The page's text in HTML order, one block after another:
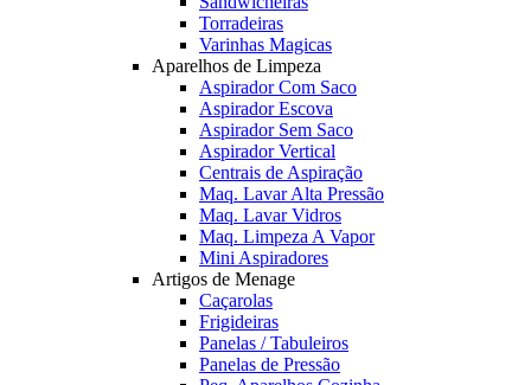
Torradeiras
Varinhas Magicas
Aparelhos de Limpeza
Aspirador Com Saco
Aspirador Escova
Aspirador Sem Saco
Aspirador Vertical
Centrais de Aspiração
Maq. Lavar Alta Pressão
Maq. Lavar Vidros
Maq. Limpeza A Vapor
Mini Aspiradores
Artigos de Menage
Caçarolas
Frigideiras
Panelas / Tabuleiros
Panelas de Pressão